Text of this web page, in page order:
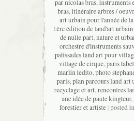
par nicolas bras,instruments
bras,itinéraire arbres /
art urbain pour l'année de
1ère édition de land'art
de nulle part,nature et
orchestre d'instruments
palissades land art pour
village de cirque,paris
marlin ledito,photo
paris,plan parcours land art
recyclage et art,rencontres
une idée de paule kingleur,
forestier et artiste| posted in